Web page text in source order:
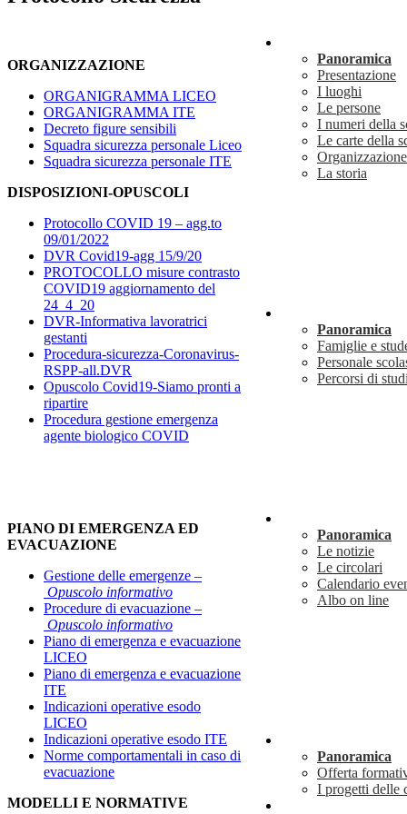
Panoramica
Presentazione
I luoghi
Le persone
I numeri della
Le carte della
Organizzazione
La storia
Panoramica
Famiglie e
Personale
Percorsi di
Panoramica
Le notizie
Le circolari
Calendario
Albo on line
Panoramica
Offerta
I progetti delle
ORGANIZZAZIONE
ORGANIGRAMMA LICEO
ORGANIGRAMMA ITE
Decreto figure sensibili
Squadra sicurezza personale Liceo
Squadra sicurezza personale ITE
DISPOSIZIONI-OPUSCOLI
Protocollo COVID 19 – agg.to
09/01/2022
DVR Covid19-agg 15/9/20
PROTOCOLLO misure contrasto
COVID19 aggiornamento del
24_4_20
DVR-Informativa lavoratrici
gestanti
Procedura-sicurezza-Coronavirus-
RSPP-all.DVR
Opuscolo Covid19-Siamo pronti a
ripartire
Procedura gestione emergenza
agente biologico COVID
PIANO DI EMERGENZA ED
EVACUAZIONE
Gestione delle emergenze –
Opuscolo informativo
Procedure di evacuazione –
Opuscolo informativo
Piano di emergenza e evacuazione
LICEO
Piano di emergenza e evacuazione
ITE
Indicazioni operative esodo
LICEO
Indicazioni operative esodo ITE
Norme comportamentali in caso di
evacuazione
MODELLI E NORMATIVE